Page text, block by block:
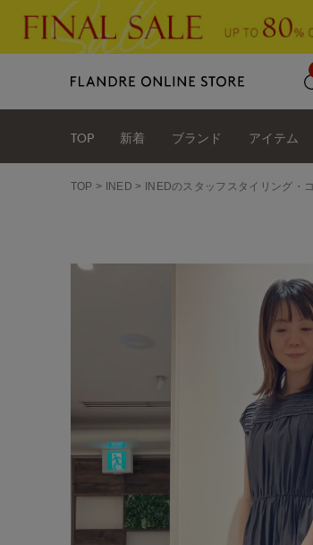
TOP 新着 ブランド アイテム
TOP INED INEDのスタッフスタイリング・